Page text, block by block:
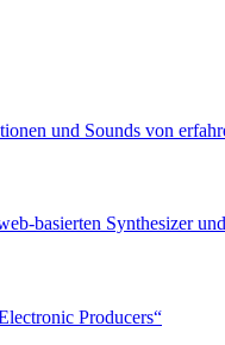
und Sounds von
basierten Synthesizer
Producers“